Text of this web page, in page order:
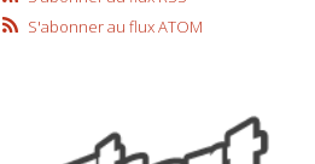
S'abonner au flux ATOM